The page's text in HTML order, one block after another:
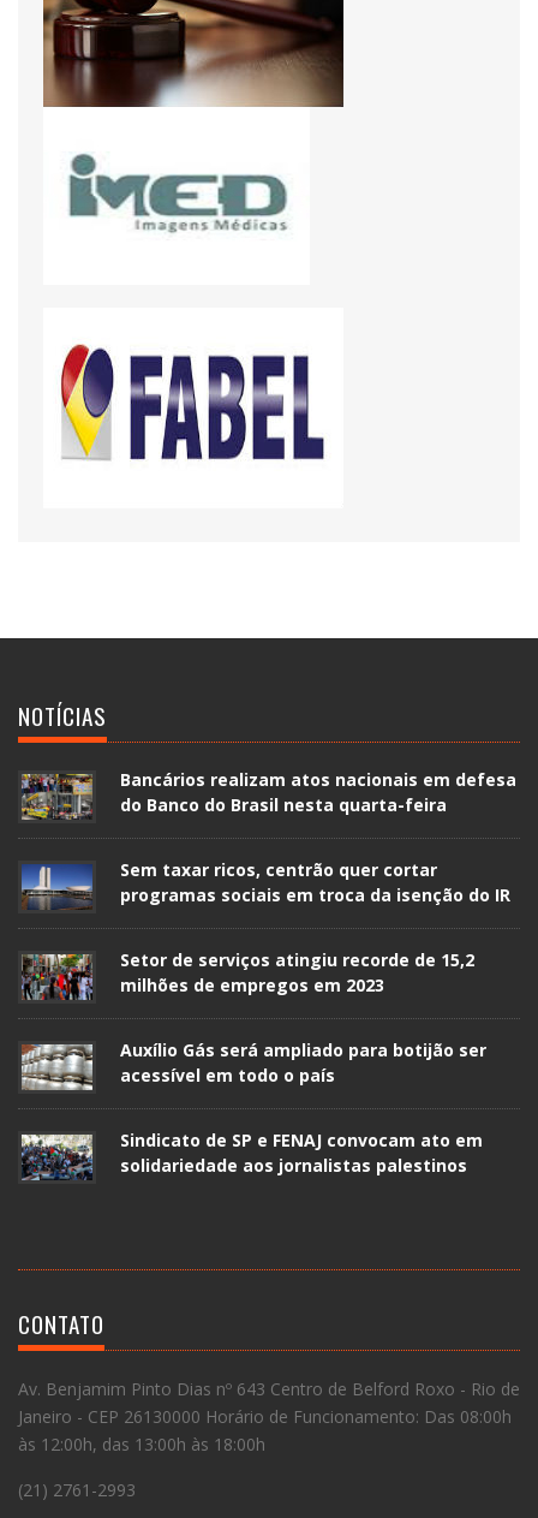
NOTÍCIAS
Bancários realizam atos nacionais em defesa
do Banco do Brasil nesta quarta-feira
Sem taxar ricos, centrão quer cortar
programas sociais em troca da isenção do IR
Setor de serviços atingiu recorde de 15,2
milhões de empregos em 2023
Auxílio Gás será ampliado para botijão ser
acessível em todo o país
Sindicato de SP e FENAJ convocam ato em
solidariedade aos jornalistas palestinos
CONTATO
Av. Benjamim Pinto Dias nº 643 Centro de Belford Roxo - Rio de
Janeiro - CEP 26130000 Horário de Funcionamento: Das 08:00h
às 12:00h, das 13:00h às 18:00h
(21) 2761-2993